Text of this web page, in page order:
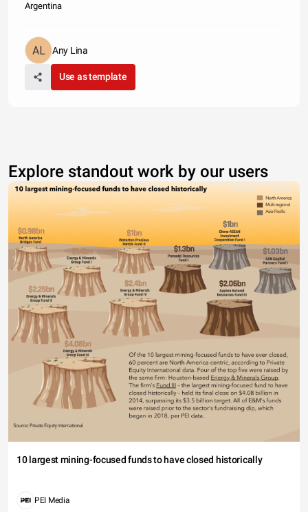
Argentina
Any Lina
Use as template
Explore standout work by our users
10 largest mining-focused funds to have closed historically
PEI Media